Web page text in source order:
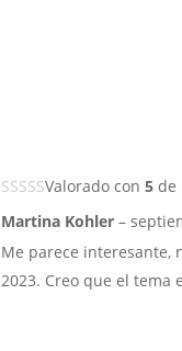
Valorado con5 de
Martina Kohler–
Me parece interesante,
2023. Creo que el tema